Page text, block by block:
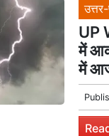
UP
में
में